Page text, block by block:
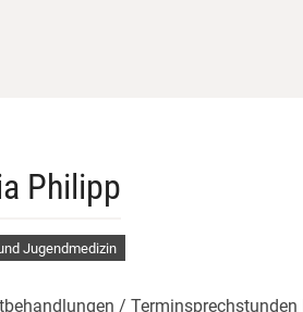
Philipp
Jugendmedizin
/ Terminsprechstunden